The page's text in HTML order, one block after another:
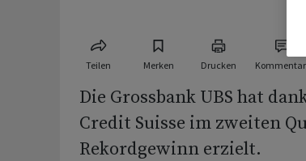
Teilen Merken Drucken
Die Grossbank UBS hat
Credit Suisse im zweiten
Rekordgewinn erzielt.